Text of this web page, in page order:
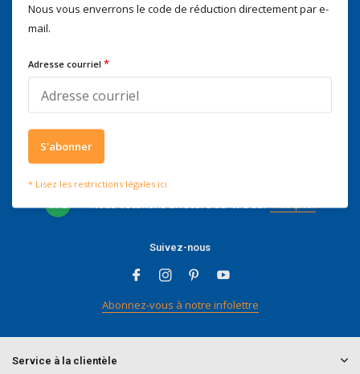
Suivez-nous
Abonnez-vous à notre infolettre
Service à la clientèle
Nous vous enverrons le code de réduction directement par e-
mail.
Adresse courriel *
S'abonner
* Lisez les restrictions légales ici